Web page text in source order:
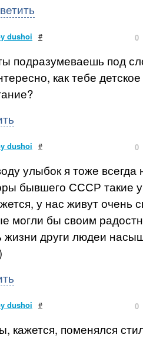
dushoi # 0
подразумеваешь под
как тебе
dushoi # 0
улыбок я тоже всегда
бывшего СССР такие
у нас живут очень
могли бы своим
жизни други людеи
dushoi # 0
кажется, поменялся